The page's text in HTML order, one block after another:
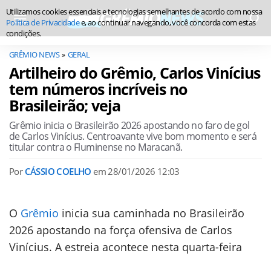
GRÊMIO NEWS GERAL
Artilheiro do Grêmio, Carlos Vinícius
tem números incríveis no
Brasileirão; veja
Grêmio inicia o Brasileirão 2026 apostando no faro de gol
de Carlos Vinícius. Centroavante vive bom momento e será
titular contra o Fluminense no Maracanã.
Por CÁSSIO COELHO em28/01/2026 12:03
O Grêmio inicia sua caminhada no Brasileirão
2026 apostando na força ofensiva de Carlos
Vinícius. A estreia acontece nesta quarta-feira
Utilizamos cookies essenciais e tecnologias semelhantes de acordo com nossa
Política de Privacidadee, ao continuar navegando, você concorda com estas
condições.